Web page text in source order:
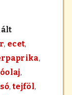
, ecet,
,
,
só,tejföl,